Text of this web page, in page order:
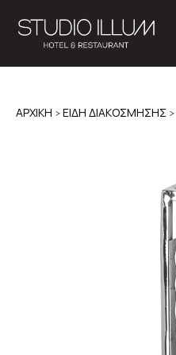
ΑΡΧΙΚΉ >ΕΙΔΗ ΔΙΑΚΟΣΜΗΣΗΣ >